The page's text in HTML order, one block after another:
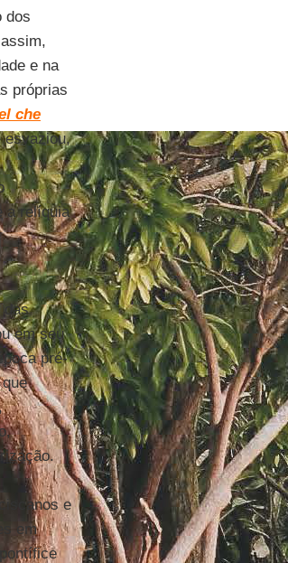
dos
e na
próprias
che
esvaziou,
a relíquia
das
em seu
pré-
e
em